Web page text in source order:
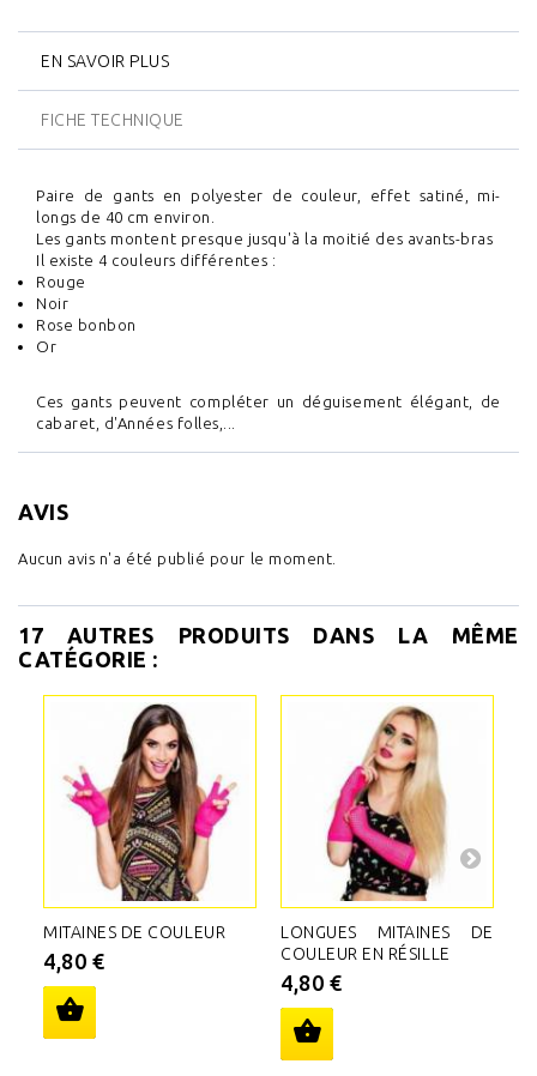
EN SAVOIR PLUS
FICHE TECHNIQUE
Paire de gants en polyester de couleur, effet satiné, mi-
longs de 40 cm environ.
Les gants montent presque jusqu'à la moitié des avants-bras
Il existe 4 couleurs différentes :
Rouge
Noir
Rose bonbon
Or
Ces gants peuvent compléter un déguisement élégant, de
cabaret, d'Années folles,...
AVIS
Aucun avis n'a été publié pour le moment.
17 AUTRES PRODUITS DANS LA MÊME
CATÉGORIE :
MITAINES DE COULEUR
4,80 €
LONGUES MITAINES DE
COULEUR EN RÉSILLE
4,80 €